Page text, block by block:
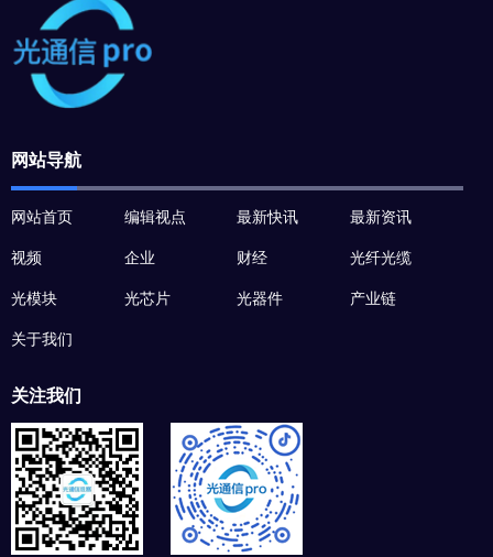
网站导航
网站首页 编辑视点 最新快讯 最新资讯
视频 企业 财经 光纤光缆
光模块 光芯片 光器件 产业链
关于我们
关注我们